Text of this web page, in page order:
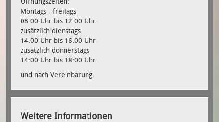
Öffnungszeiten:
Montags - freitags
08:00 Uhr bis 12:00 Uhr
zusätzlich dienstags
14:00 Uhr bis 16:00 Uhr
zusätzlich donnerstags
14:00 Uhr bis 18:00 Uhr
und nach Vereinbarung.
Weitere Informationen